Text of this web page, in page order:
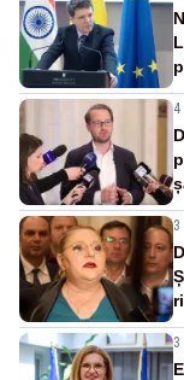
4
3
3